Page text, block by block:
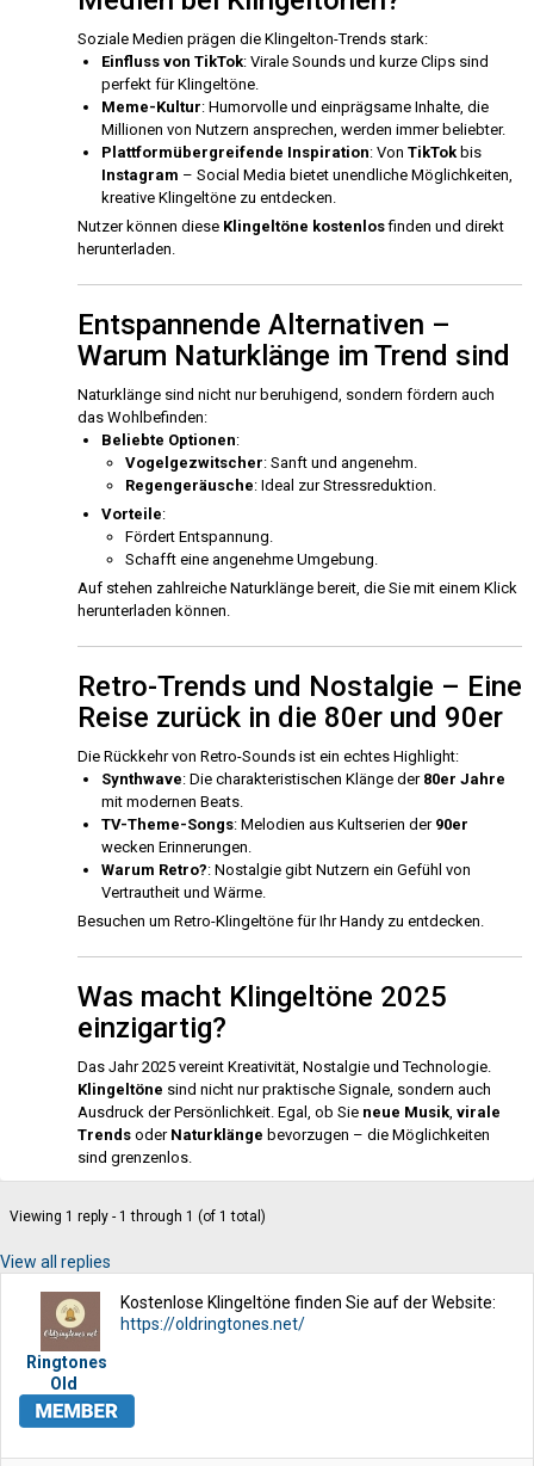
Soziale Medien prägen die Klingelton-Trends stark:
Einfluss von TikTok: Virale Sounds und kurze Clips sind
perfekt für Klingeltöne.
Meme-Kultur: Humorvolle und einprägsame Inhalte, die
Millionen von Nutzern ansprechen, werden immer beliebter.
Plattformübergreifende Inspiration: Von TikTokbis
Instagram – Social Media bietet unendliche Möglichkeiten,
kreative Klingeltöne zu entdecken.
Nutzer können diese Klingeltöne kostenlosfinden und direkt
herunterladen.
Entspannende Alternativen –
Warum Naturklänge im Trend sind
Naturklänge sind nicht nur beruhigend, sondern fördern auch
das Wohlbefinden:
Beliebte Optionen:
Vogelgezwitscher: Sanft und angenehm.
Regengeräusche: Ideal zur Stressreduktion.
Vorteile:
Fördert Entspannung.
Schafft eine angenehme Umgebung.
Auf stehen zahlreiche Naturklänge bereit, die Sie mit einem Klick
herunterladen können.
Retro-Trends und Nostalgie – Eine
Reise zurück in die 80er und 90er
Die Rückkehr von Retro-Sounds ist ein echtes Highlight:
Synthwave: Die charakteristischen Klänge der 80er Jahre
mit modernen Beats.
TV-Theme-Songs: Melodien aus Kultserien der 90er
wecken Erinnerungen.
Warum Retro?: Nostalgie gibt Nutzern ein Gefühl von
Vertrautheit und Wärme.
Besuchen um Retro-Klingeltöne für Ihr Handy zu entdecken.
Was macht Klingeltöne 2025
einzigartig?
Das Jahr 2025 vereint Kreativität, Nostalgie und Technologie.
Klingeltöne sind nicht nur praktische Signale, sondern auch
Ausdruck der Persönlichkeit. Egal, ob Sie neue Musik, virale
Trends oder Naturklänge bevorzugen – die Möglichkeiten
sind grenzenlos.
Viewing 1 reply - 1 through 1 (of 1 total)
View all replies
Ringtones
Old
Kostenlose Klingeltöne finden Sie auf der Website:
https://oldringtones.net/